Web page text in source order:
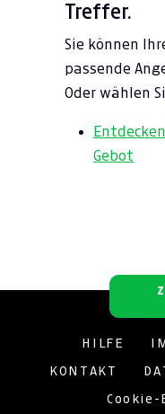
Treffer.
Sie können
passende
Oder wählen
Gebot
HILFE
KONTAKT